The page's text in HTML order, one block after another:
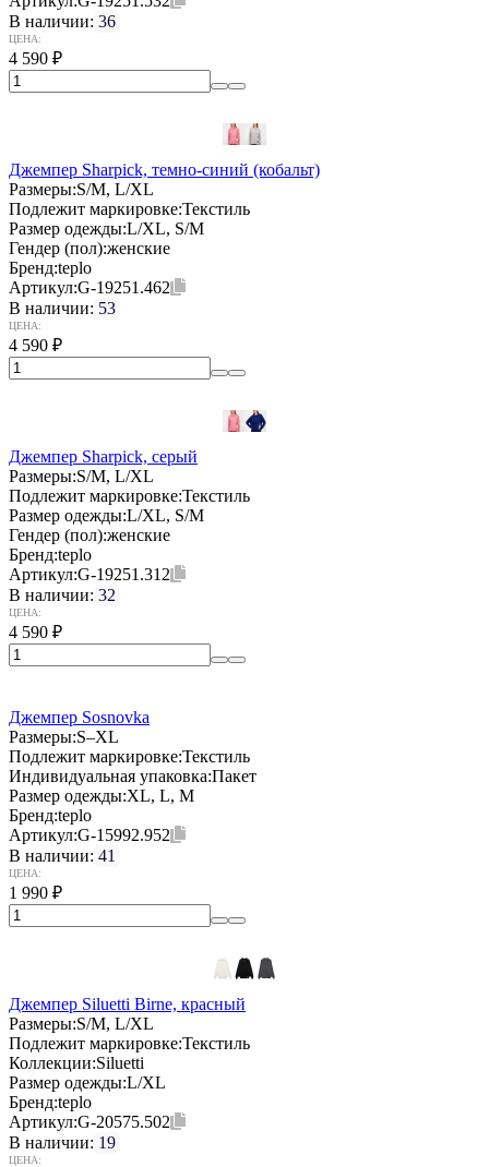
В наличии: 36
ЦЕНА:
4 590 ₽
Джемпер Sharpick, темно-синий (кобальт)
Размеры:S/M, L/XL
Подлежит маркировке:Текстиль
Размер одежды:L/XL, S/M
Гендер (пол):женские
Бренд:teplo
Артикул:G-19251.462
В наличии: 53
ЦЕНА:
4 590 ₽
Джемпер Sharpick, серый
Размеры:S/M, L/XL
Подлежит маркировке:Текстиль
Размер одежды:L/XL, S/M
Гендер (пол):женские
Бренд:teplo
Артикул:G-19251.312
В наличии: 32
ЦЕНА:
4 590 ₽
Джемпер Sosnovka
Размеры:S–XL
Подлежит маркировке:Текстиль
Индивидуальная упаковка:Пакет
Размер одежды:XL, L, M
Бренд:teplo
Артикул:G-15992.952
В наличии: 41
ЦЕНА:
1 990 ₽
Джемпер Siluetti Birne, красный
Размеры:S/M, L/XL
Подлежит маркировке:Текстиль
Коллекции:Siluetti
Размер одежды:L/XL
Бренд:teplo
Артикул:G-20575.502
В наличии: 19
ЦЕНА: